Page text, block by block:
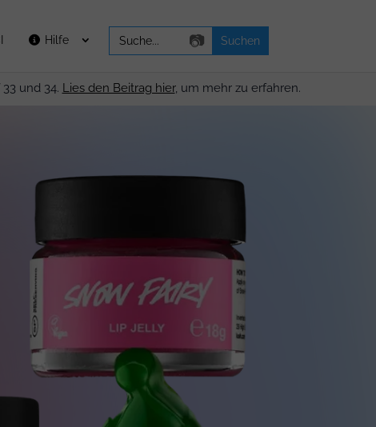
Hilfe
Search
for:
📷
und 34. Lies den Beitrag hier, um mehr zu erfahren.